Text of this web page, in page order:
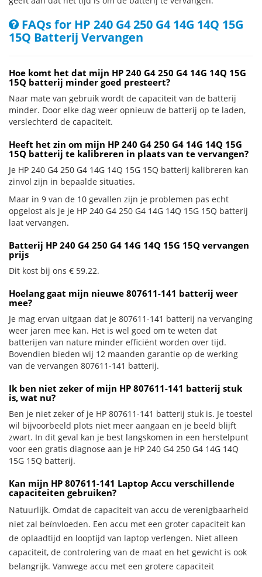
FAQs for HP 240 G4 250 G4 14G 14Q 15G
15Q Batterij Vervangen
Hoe komt het dat mijn HP 240 G4 250 G4 14G 14Q 15G
15Q batterij minder goed presteert?
Naar mate van gebruik wordt de capaciteit van de batterij
minder. Door elke dag weer opnieuw de batterij op te laden,
verslechterd de capaciteit.
Heeft het zin om mijn HP 240 G4 250 G4 14G 14Q 15G
15Q batterij te kalibreren in plaats van te vervangen?
Je HP 240 G4 250 G4 14G 14Q 15G 15Q batterij kalibreren kan
zinvol zijn in bepaalde situaties.
Maar in 9 van de 10 gevallen zijn je problemen pas echt
opgelost als je je HP 240 G4 250 G4 14G 14Q 15G 15Q batterij
laat vervangen.
Batterij HP 240 G4 250 G4 14G 14Q 15G 15Q vervangen
prijs
Dit kost bij ons € 59.22.
Hoelang gaat mijn nieuwe 807611-141 batterij weer
mee?
Je mag ervan uitgaan dat je 807611-141 batterij na vervanging
weer jaren mee kan. Het is wel goed om te weten dat
batterijen van nature minder efficiënt worden over tijd.
Bovendien bieden wij 12 maanden garantie op de werking
van de vervangen 807611-141 batterij.
Ik ben niet zeker of mijn HP 807611-141 batterij stuk
is, wat nu?
Ben je niet zeker of je HP 807611-141 batterij stuk is. Je toestel
wil bijvoorbeeld plots niet meer aangaan en je beeld blijft
zwart. In dit geval kan je best langskomen in een herstelpunt
voor een gratis diagnose aan je HP 240 G4 250 G4 14G 14Q
15G 15Q batterij.
Kan mijn HP 807611-141 Laptop Accu verschillende
capaciteiten gebruiken?
Natuurlijk. Omdat de capaciteit van accu de verenigbaarheid
niet zal beïnvloeden. Een accu met een groter capaciteit kan
de oplaadtijd en looptijd van laptop verlengen. Niet alleen
capaciteit, de controlering van de maat en het gewicht is ook
belangrijk. Vanwege accu met een grotere capaciteit